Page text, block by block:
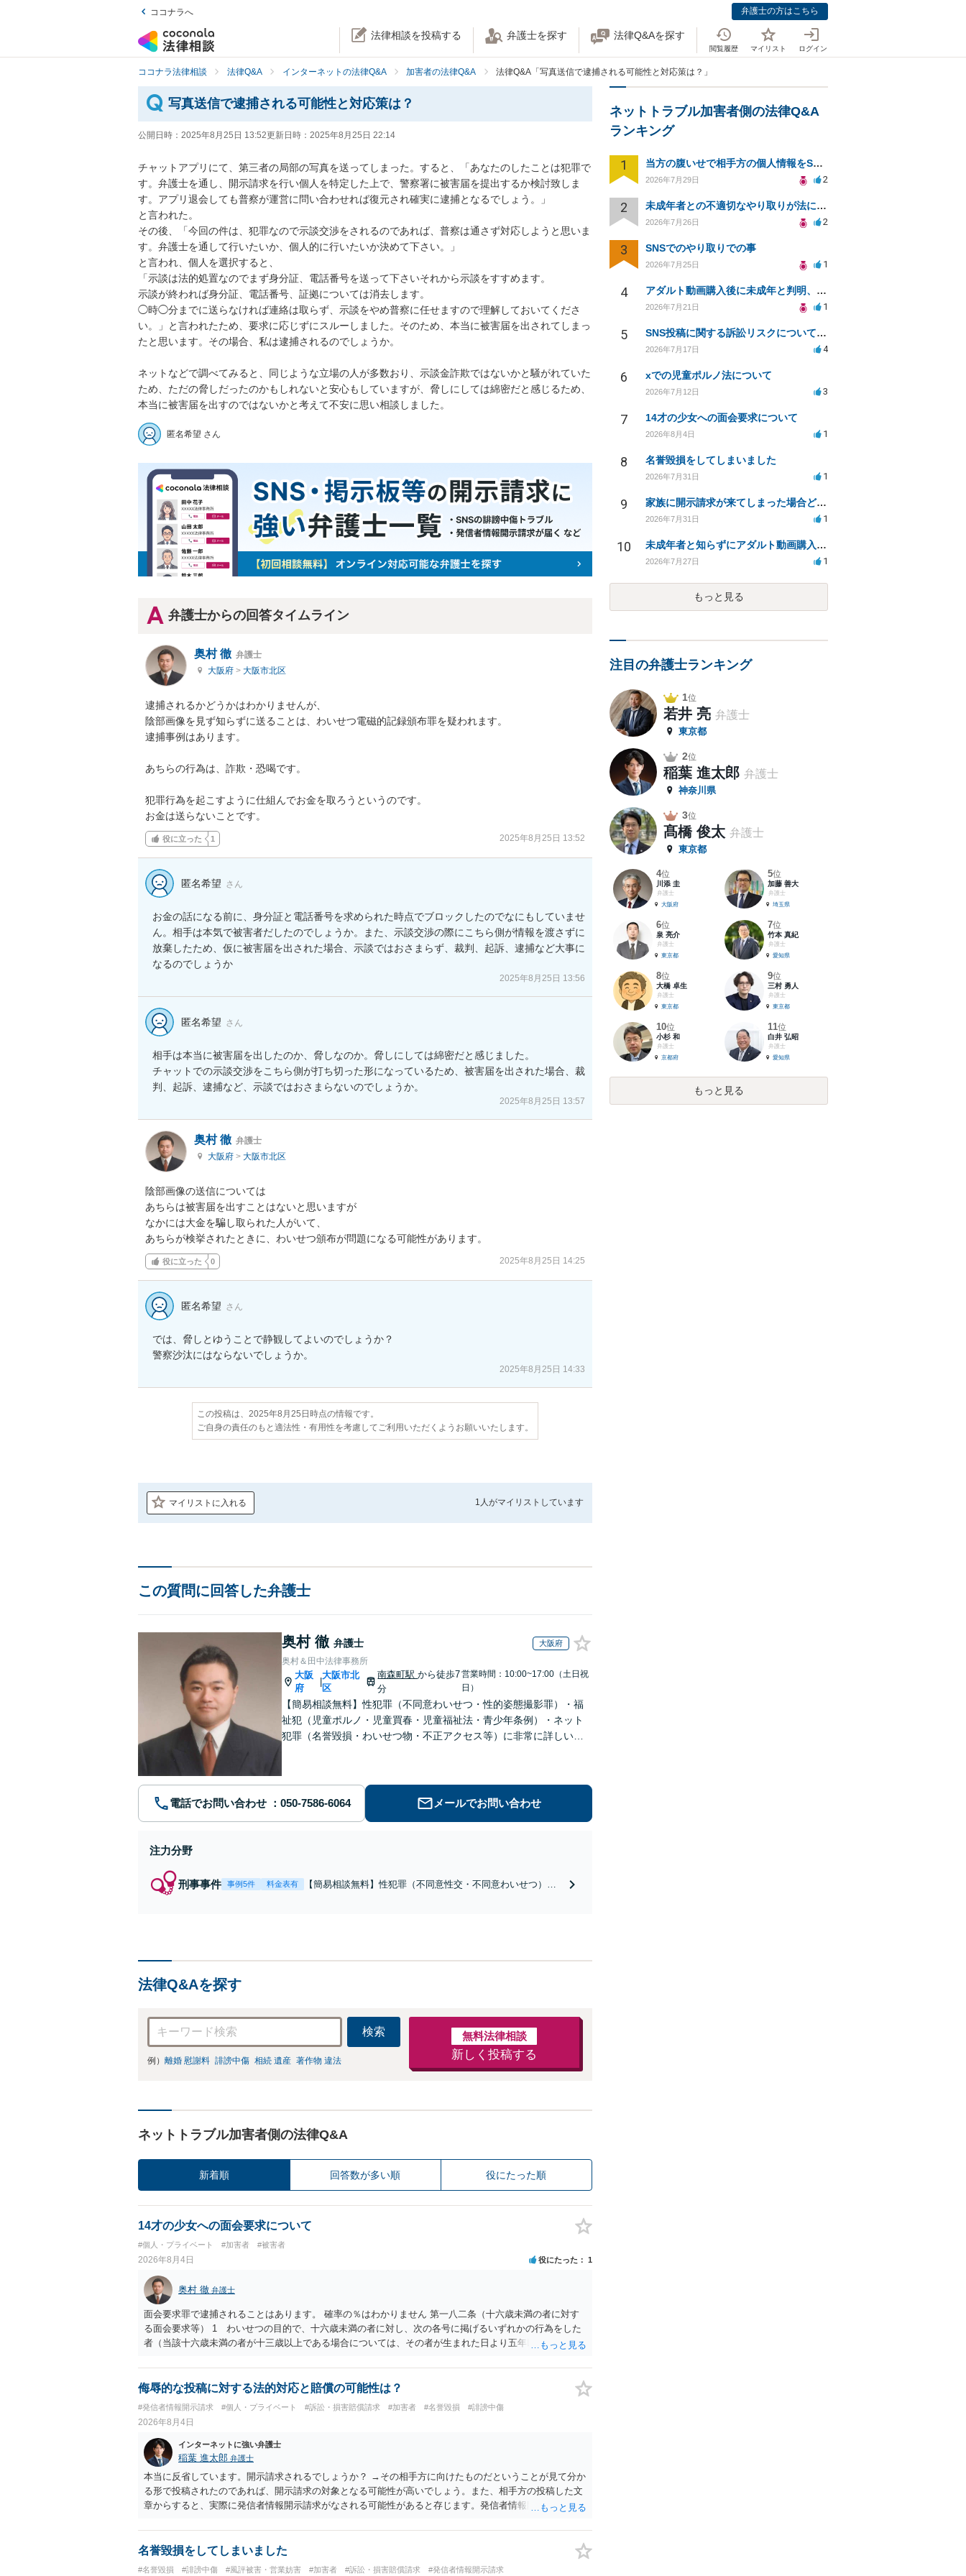
ココナラへ 弁護士の方はこちら
法律相談を投稿する 弁護士を探す 法律Q&Aを探す
閲覧履歴 マイリスト ログイン
ココナラ法律相談 法律Q&A インターネットの法律Q&A 加害者の法律Q&A 法律Q&A「写真送信で逮捕される可能性と対応策は？」
写真送信で逮捕される可能性と対応策は？
公開日時： 2025年8月25日 13:52更新日時： 2025年8月25日 22:14
チャットアプリにて、第三者の局部の写真を送ってしまった。すると、「あなたのしたことは犯罪で
す。弁護士を通し、開示請求を行い個人を特定した上で、警察署に被害届を提出するか検討致しま
す。アプリ退会しても普察が運営に問い合わせれば復元され確実に逮捕となるでしょう。」
と言われた。
その後、「今回の件は、犯罪なので示談交渉をされるのであれば、普察は通さず対応しようと思いま
す。弁護士を通して行いたいか、個人的に行いたいか決めて下さい。」
と言われ、個人を選択すると、
「示談は法的処置なのでまず身分証、電話番号を送って下さいそれから示談をすすめます。
示談が終われば身分証、電話番号、証拠については消去します。
◯時◯分までに送らなければ連絡は取らず、示談をやめ普察に任せますので理解しておいてくださ
い。」と言われたため、要求に応じずにスルーしました。そのため、本当に被害届を出されてしまっ
たと思います。その場合、私は逮捕されるのでしょうか。
ネットなどで調べてみると、同じような立場の人が多数おり、示談金詐欺ではないかと騒がれていた
ため、ただの脅しだったのかもしれないと安心もしていますが、脅しにしては綿密だと感じるため、
本当に被害届を出すのではないかと考えて不安に思い相談しました。
匿名希望 さん
弁護士からの回答タイムライン
奥村 徹 弁護士
大阪府 > 大阪市北区
逮捕されるかどうかはわかりませんが、
陰部画像を見ず知らずに送ることは、わいせつ電磁的記録頒布罪を疑われます。
逮捕事例はあります。
あちらの行為は、詐欺・恐喝です。
犯罪行為を起こすように仕組んでお金を取ろうというのです。
お金は送らないことです。
役に立った 1 2025年8月25日 13:52
匿名希望 さん
お金の話になる前に、身分証と電話番号を求められた時点でブロックしたのでなにもしていませ
ん。相手は本気で被害者だしたのでしょうか。また、示談交渉の際にこちら側が情報を渡さずに
放棄したため、仮に被害届を出された場合、示談ではおさまらず、裁判、起訴、逮捕など大事に
なるのでしょうか
2025年8月25日 13:56
匿名希望 さん
相手は本当に被害届を出したのか、脅しなのか。脅しにしては綿密だと感じました。
チャットでの示談交渉をこちら側が打ち切った形になっているため、被害届を出された場合、裁
判、起訴、逮捕など、示談ではおさまらないのでしょうか。
2025年8月25日 13:57
奥村 徹 弁護士
大阪府 > 大阪市北区
陰部画像の送信については
あちらは被害届を出すことはないと思いますが
なかには大金を騙し取られた人がいて、
あちらが検挙されたときに、わいせつ頒布が問題になる可能性があります。
役に立った 0 2025年8月25日 14:25
匿名希望 さん
では、脅しとゆうことで静観してよいのでしょうか？
警察沙汰にはならないでしょうか。
2025年8月25日 14:33
この投稿は、2025年8月25日時点の情報です。
ご自身の責任のもと適法性・有用性を考慮してご利用いただくようお願いいたします。
マイリストに入れる 1人がマイリストしています
この質問に回答した弁護士
奥村 徹 弁護士 大阪府
奥村＆田中法律事務所
大阪
府
|
大阪市北
区
南森町駅から徒歩7
分
営業時間：10:00~17:00（土日祝
日）
【簡易相談無料】性犯罪（不同意わいせつ・性的姿態撮影罪）・福
祉犯（児童ポルノ・児童買春・児童福祉法・青少年条例）・ネット
犯罪（名誉毀損・わいせつ物・不正アクセス等）に非常に詳しい弁
電話でお問い合わせ メールでお問い合わせ
注力分野
刑事事件 事例5件 料金表有
【簡易相談無料】性犯罪（不同意性交・不同意わいせつ）・
法律Q&Aを探す
検索
例） 離婚 慰謝料 誹謗中傷 相続 遺産 著作物 違法
無料法律相談
新しく投稿する
ネットトラブル加害者側の法律Q&A
新着順 回答数が多い順 役にたった順
14才の少女への面会要求について
#個人・プライベート #加害者 #被害者
2026年8月4日 役にたった 1
奥村 徹 弁護士
面会要求罪で逮捕されることはあります。 確率の％はわかりません 第一八二条（十六歳未満の者に対す
る面会要求等） 1 わいせつの目的で、十六歳未満の者に対し、次の各号に掲げるいずれかの行為をした
者（当該十六歳未満の者が十三歳以上である場合については、その者が生まれた日より五年以上前の日に
又は誘惑して面会を要求すること。 二 拒まれたにもかかわらず、反復して面会を要求すること。 三
金銭その他の利益を供与し、又はその申込み若しくは約束をして面会を要求すること。 2前項の罪を犯
罰金に処する。
侮辱的な投稿に対する法的対応と賠償の可能性は？
#発信者情報開示請求 #個人・プライベート #訴訟・損害賠償請求 #加害者 #名誉毀損 #誹謗中傷
2026年8月4日
インターネットに強い弁護士
稲葉 進太郎 弁護士
本当に反省しています。開示請求されるでしょうか？ →その相手方に向けたものだということが見て分か
る形で投稿されたのであれば、開示請求の対象となる可能性が高いでしょう。また、相手方の投稿した文
章からすると、実際に発信者情報開示請求がなされる可能性があると存じます。発信者情報開示請求が進
カウントの登録メールに意見照会がなされます。 また、された場合賠償金はいくらでしょうか。 →ケー
スバイケースであり、数万円から１００万単位まで様々でしょう。裁判外であれば交渉して相手方の請求
名誉毀損をしてしまいました
#名誉毀損 #誹謗中傷 #風評被害・営業妨害 #加害者 #訴訟・損害賠償請求 #発信者情報開示請求
ネットトラブル加害者側の法律Q&A
ランキング
1 当方の腹いせで相手方の個人情報をSNSで晒してしまい名誉毀損させてしまったかもしれない
2026年7月29日 2
2 未成年者との不適切なやり取りが法に触れる可能性と対処法
2026年7月26日 2
3 SNSでのやり取りでの事
2026年7月25日 1
4 アダルト動画購入後に未成年と判明、法的リスクはある？
2026年7月21日 1
5 SNS投稿に関する訴訟リスクについての相談
2026年7月17日 4
6 xでの児童ポルノ法について
2026年7月12日 3
7 14才の少女への面会要求について
2026年8月4日 1
8 名誉毀損をしてしまいました
2026年7月31日 1
9 家族に開示請求が来てしまった場合どうするべきですか
2026年7月31日 1
10 未成年者と知らずにアダルト動画購入、法的影響は？
2026年7月27日 1
もっと見る
注目の弁護士ランキング
1位
若井 亮 弁護士
東京都
2位
稲葉 進太郎 弁護士
神奈川県
3位
髙橋 俊太 弁護士
東京都
4位
川添 圭
弁護士
大阪府
5位
加藤 善大
弁護士
埼玉県
6位
泉 亮介
弁護士
東京都
7位
竹本 真紀
弁護士
愛知県
8位
大橋 卓生
弁護士
東京都
9位
三村 勇人
弁護士
東京都
10位
小杉 和
弁護士
京都府
11位
白井 弘昭
弁護士
愛知県
もっと見る